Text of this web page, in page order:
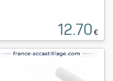
12.70 €